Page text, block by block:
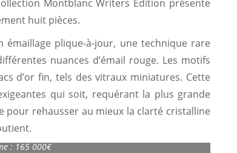
Montblanc Writers Edition présente
huit pièces.
plique-à-jour, une technique rare
nuances d’émail rouge. Les motifs
d’or fin, tels des vitraux miniatures. Cette
qui soit, requérant la plus grande
pour rehausser au mieux la clarté cristalline
to Victor Hugo Limited Edition 8
: 165 000€